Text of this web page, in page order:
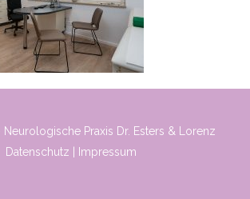
Praxis Dr. Esters & Lorenz
Datenschutz
Impressum